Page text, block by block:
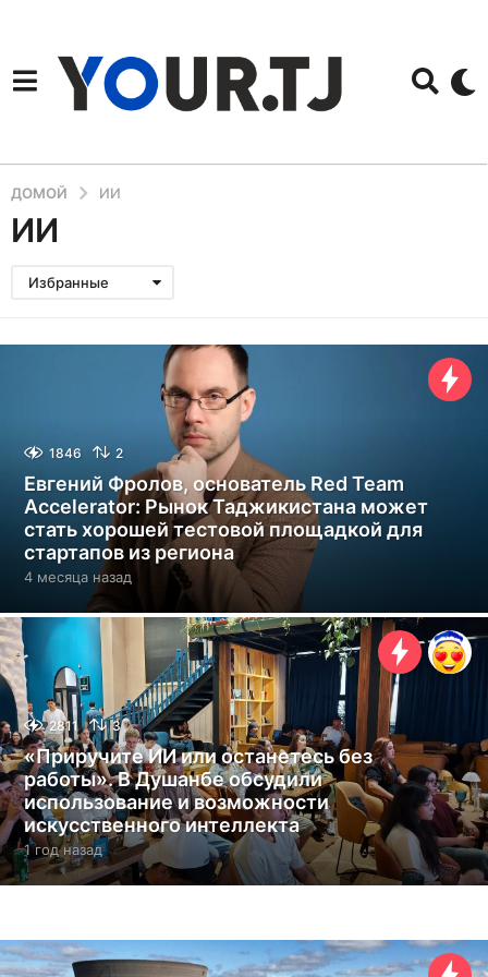
ДОМОЙ ИИ
ИИ
Избранные
1846 2
Евгений Фролов, основатель Red Team
Accelerator: Рынок Таджикистана может
стать хорошей тестовой площадкой для
стартапов из региона
4 месяца назад
е
а
н
а
з
а
д
2811 3
«Приручите ИИ или останетесь без
работы». В Душанбе обсудили
использование и возможности
искусственного интеллекта
1 год назад1
г
о
а